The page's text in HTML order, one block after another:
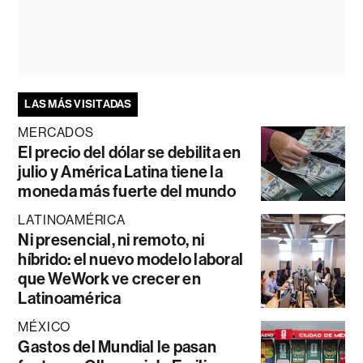
LAS MÁS VISITADAS
MERCADOS
El precio del dólar se debilita en
julio y América Latina tiene la
moneda más fuerte del mundo
LATINOAMÉRICA
Ni presencial, ni remoto, ni
híbrido: el nuevo modelo laboral
que WeWork ve crecer en
Latinoamérica
MÉXICO
Gastos del Mundial le pasan